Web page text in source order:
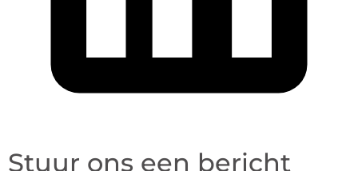
Stuur ons een bericht